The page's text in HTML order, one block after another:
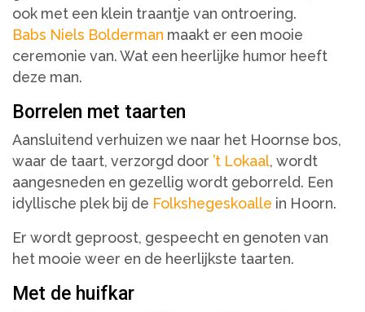
ook met een klein traantje van ontroering.
Babs Niels Bolderman maakt er een mooie
ceremonie van. Wat een heerlijke humor heeft
deze man.
Borrelen met taarten
Aansluitend verhuizen we naar het Hoornse bos,
waar de taart, verzorgd door ’t Lokaal, wordt
aangesneden en gezellig wordt geborreld. Een
idyllische plek bij de Folkshegeskoalle in Hoorn.
Er wordt geproost, gespeecht en genoten van
het mooie weer en de heerlijkste taarten.
Met de huifkar